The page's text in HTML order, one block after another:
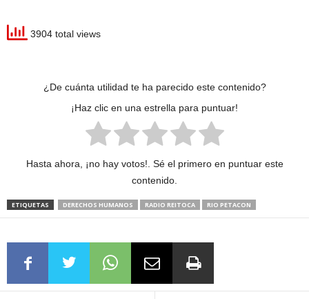
3904 total views
¿De cuánta utilidad te ha parecido este contenido?
¡Haz clic en una estrella para puntuar!
Hasta ahora, ¡no hay votos!. Sé el primero en puntuar este
contenido.
ETIQUETAS DERECHOS HUMANOS RADIO REITOCA RIO PETACON